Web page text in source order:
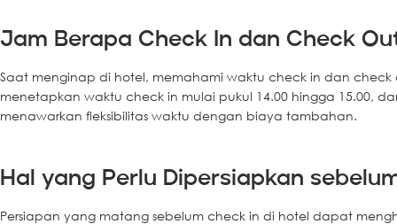
Jam Berapa Check In dan Check
Saat menginap di hotel, memahami waktu check in dan
menetapkan waktu check in mulai pukul 14.00 hingga 15.00,
menawarkan fleksibilitas waktu dengan biaya tambahan.
Hal yang Perlu Dipersiapkan
Persiapan yang matang sebelum check in di hotel dapat